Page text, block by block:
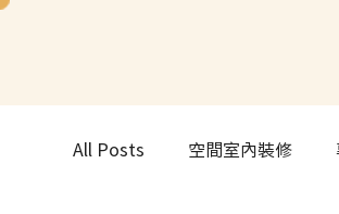
All Posts 空間室內裝修